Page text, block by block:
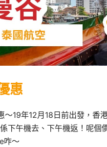
惠
～19年12月18日前出發，香
下午機去、下午機返！呢個
咋～